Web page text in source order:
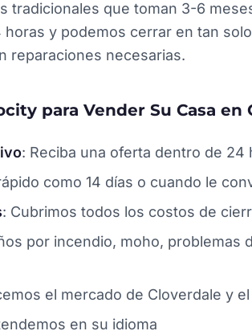
tradicionales que toman 3-6
y podemos cerrar en tan
reparaciones necesarias.
para Vender Su Casa en
: Reciba una oferta dentro de 24
como 14 días o cuando le
: Cubrimos todos los costos de
por incendio, moho, problemas
el mercado de Cloverdale y
en su idioma